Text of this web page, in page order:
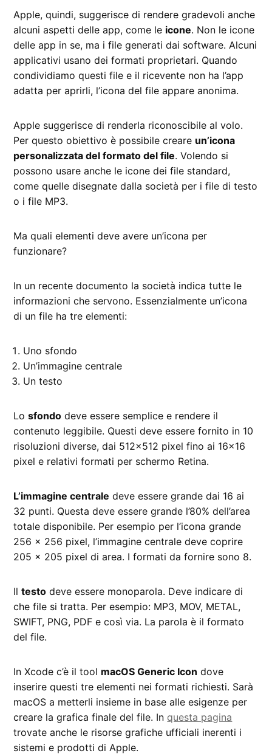
Apple, quindi, suggerisce di rendere gradevoli anche
alcuni aspetti delle app, come le icone. Non le icone
delle app in se, ma i file generati dai software. Alcuni
applicativi usano dei formati proprietari. Quando
condividiamo questi file e il ricevente non ha l’app
adatta per aprirli, l’icona del file appare anonima.
Apple suggerisce di renderla riconoscibile al volo.
Per questo obiettivo è possibile creare un’icona
personalizzata del formato del file. Volendo si
possono usare anche le icone dei file standard,
come quelle disegnate dalla società per i file di testo
o i file MP3.
Ma quali elementi deve avere un’icona per
funzionare?
In un recente documento la società indica tutte le
informazioni che servono. Essenzialmente un’icona
di un file ha tre elementi:
Uno sfondo
Un’immagine centrale
Un testo
Losfondo deve essere semplice e rendere il
contenuto leggibile. Questi deve essere fornito in 10
risoluzioni diverse, dai 512×512 pixel fino ai 16×16
pixel e relativi formati per schermo Retina.
L’immagine centrale deve essere grande dai 16 ai
32 punti. Questa deve essere grande l’80% dell’area
totale disponibile. Per esempio per l’icona grande
256 x 256 pixel, l’immagine centrale deve coprire
205 x 205 pixel di area. I formati da fornire sono 8.
Iltesto deve essere monoparola. Deve indicare di
che file si tratta. Per esempio: MP3, MOV, METAL,
SWIFT, PNG, PDF e così via. La parola è il formato
del file.
In Xcode c’è il tool macOS Generic Icon dove
inserire questi tre elementi nei formati richiesti. Sarà
macOS a metterli insieme in base alle esigenze per
creare la grafica finale del file. In questa pagina
trovate anche le risorse grafiche ufficiali inerenti i
sistemi e prodotti di Apple.